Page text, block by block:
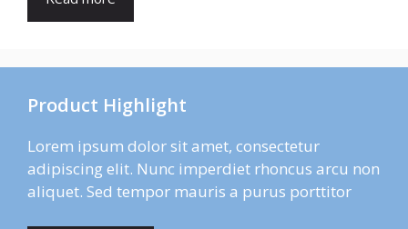
Product Highlight
Lorem ipsum dolor sit amet, consectetur
adipiscing elit. Nunc imperdiet rhoncus arcu non
aliquet. Sed tempor mauris a purus porttitor